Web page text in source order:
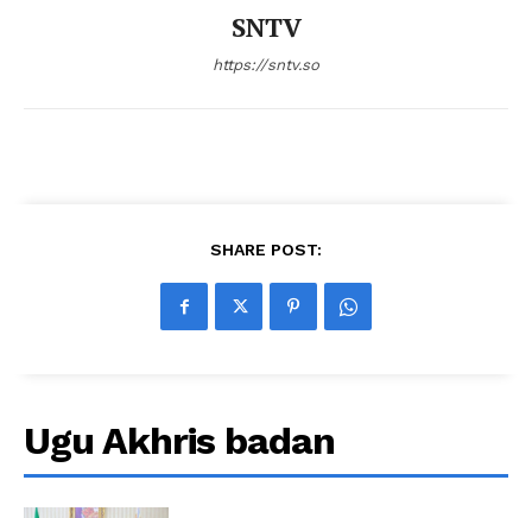
SNTV
https://sntv.so
SHARE POST:
Ugu Akhris badan